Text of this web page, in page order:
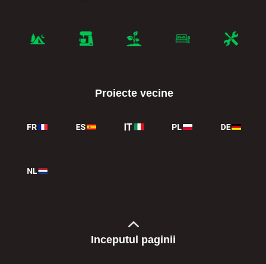
Proiecte vecine
Inceputul paginii